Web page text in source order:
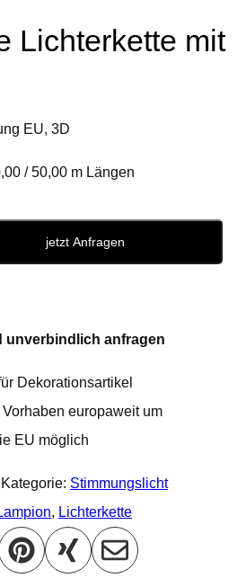
Lichterkette mit
EU, 3D
/ 50,00 m Längen
jetzt Anfragen
unverbindlich anfragen
Dekorationsartikel
europaweit um
EU möglich
Kategorie: Stimmungslicht
, Lichterkette